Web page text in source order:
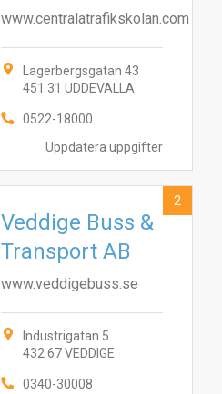
Uppdatera uppgifter
www.centralatrafikskolan.com
Lagerbergsgatan 43
451 31 UDDEVALLA
0522-18000
Veddige Buss &
Transport AB
www.veddigebuss.se
Industrigatan 5
432 67 VEDDIGE
0340-30008
2